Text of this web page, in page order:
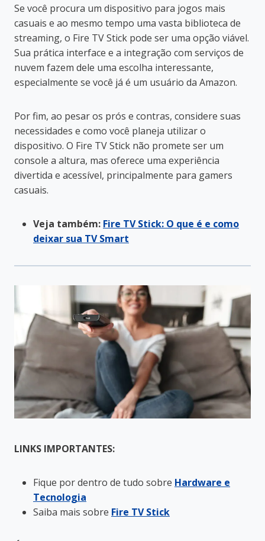
Se você procura um dispositivo para jogos mais
casuais e ao mesmo tempo uma vasta biblioteca de
streaming, o Fire TV Stick pode ser uma opção viável.
Sua prática interface e a integração com serviços de
nuvem fazem dele uma escolha interessante,
especialmente se você já é um usuário da Amazon.
Por fim, ao pesar os prós e contras, considere suas
necessidades e como você planeja utilizar o
dispositivo. O Fire TV Stick não promete ser um
console a altura, mas oferece uma experiência
divertida e acessível, principalmente para gamers
casuais.
Veja também: Fire TV Stick: O que é e como
deixar sua TV Smart
LINKS IMPORTANTES:
Fique por dentro de tudo sobre Hardware e
Tecnologia
Saiba mais sobre Fire TV Stick